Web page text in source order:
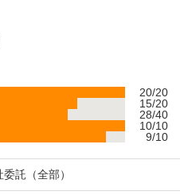
20/20
15/20
28/40
10/10
9/10
託（全部）